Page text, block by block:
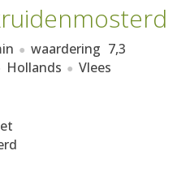
waardering 7,3
Hollands Vlees